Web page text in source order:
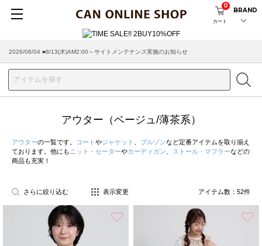
カート
0
BRAND
2026/07/29 ■【お知らせ】ヤマト運輸の配送遅延・停止について
アウター（ベージュ/薄茶系）
アウターの一覧です。 コート やジャケット ブルゾンなど定番アイテムを取り揃え
ております。他にも ニット・セーターやカーディガン ストール・マフラーなどの
商品も充実！
さらに絞り込む 表示変更 アイテム数： 52件